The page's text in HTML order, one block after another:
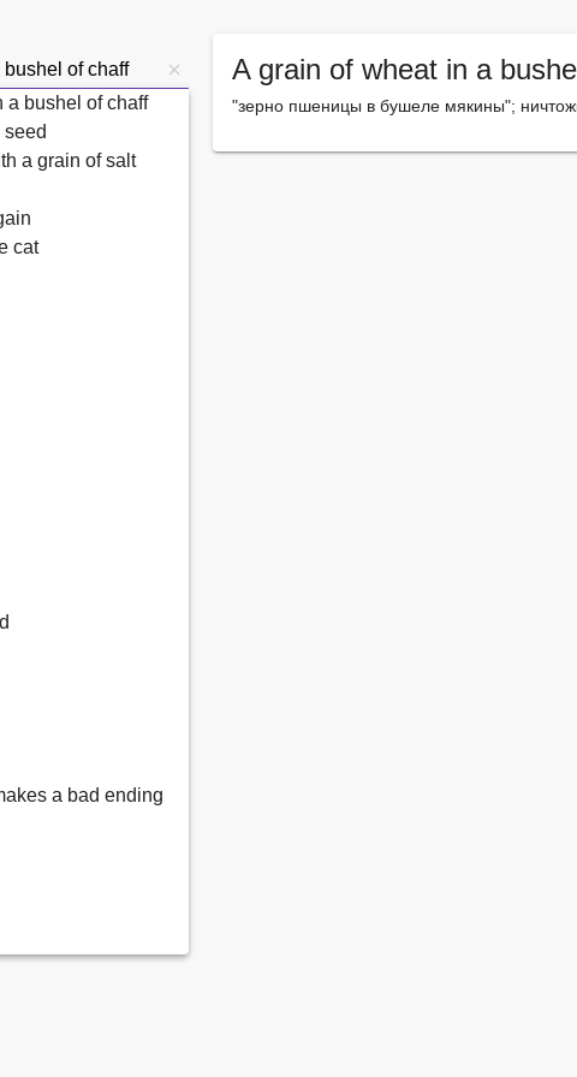
A grain of wheat in a
"зерно пшеницы в бушеле мякины";
a bushel of chaff
a grain of salt
cat
a bad ending